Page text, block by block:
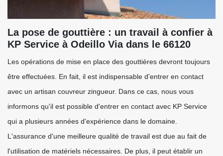
La pose de gouttière : un travail à confier à
KP Service à Odeillo Via dans le 66120
Les opérations de mise en place des gouttières devront toujours
être effectuées. En fait, il est indispensable d'entrer en contact
avec un artisan couvreur zingueur. Dans ce cas, nous vous
informons qu'il est possible d'entrer en contact avec KP Service
qui a plusieurs années d'expérience dans le domaine.
L'assurance d'une meilleure qualité de travail est due au fait de
l'utilisation de matériels nécessaires. De plus, il peut établir un